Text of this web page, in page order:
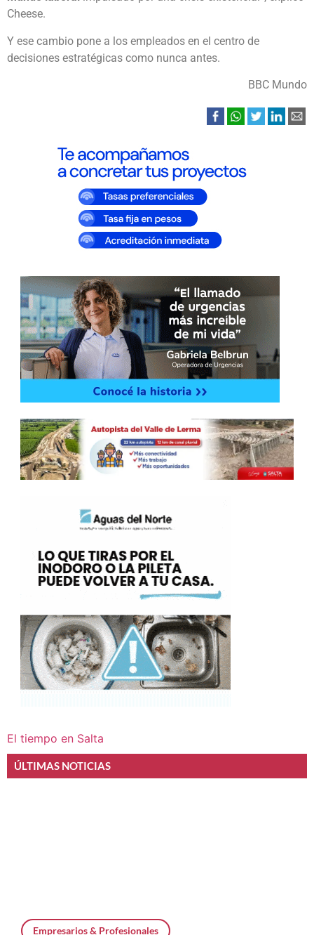
Cheese.
Y ese cambio pone a los empleados en el centro de
decisiones estratégicas como nunca antes.
BBC Mundo
El tiempo en Salta
ÚLTIMAS NOTICIAS
Empresarios & Profesionales